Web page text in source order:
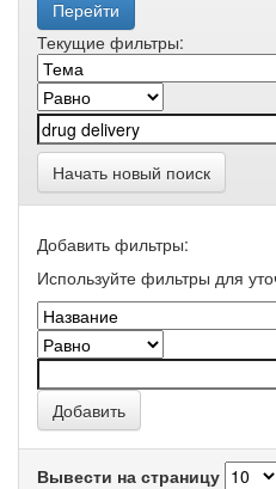
Текущие фильтры:
Начать новый поиск
Добавить фильтры:
Используйте фильтры для
Вывести на страницу